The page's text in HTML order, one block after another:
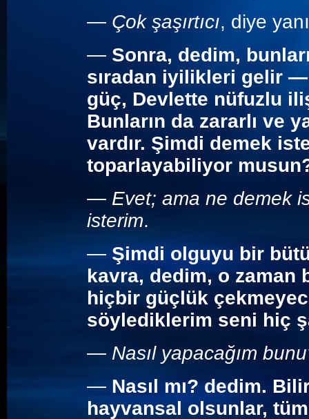
— Çok şaşırtıcı, diye
— Sonra, dedim,
sıradan iyilikleri gelir —
güç, Devlette nüfuzlu
Bunların da zararlı ve
vardır. Şimdi demek
toparlayabiliyor
— Evet; ama ne demek
isterim.
— Şimdi olguyu bir
kavra, dedim, o zaman
hiçbir güçlük
söylediklerim seni hiç
— Nasıl yapacağım
— Nasıl mı? dedim.
hayvansal olsunlar,